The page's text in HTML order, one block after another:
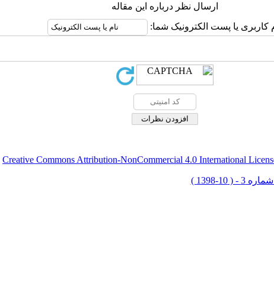
ارسال نظر درباره این مقاله
کاربری یا پست الکترونیک شما:
Creative Commons Attribution-NonCommercial 4.0 International